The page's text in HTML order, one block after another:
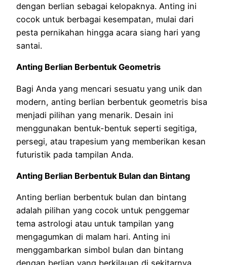
dengan berlian sebagai kelopaknya. Anting ini
cocok untuk berbagai kesempatan, mulai dari
pesta pernikahan hingga acara siang hari yang
santai.
Anting Berlian Berbentuk Geometris
Bagi Anda yang mencari sesuatu yang unik dan
modern, anting berlian berbentuk geometris bisa
menjadi pilihan yang menarik. Desain ini
menggunakan bentuk-bentuk seperti segitiga,
persegi, atau trapesium yang memberikan kesan
futuristik pada tampilan Anda.
Anting Berlian Berbentuk Bulan dan Bintang
Anting berlian berbentuk bulan dan bintang
adalah pilihan yang cocok untuk penggemar
tema astrologi atau untuk tampilan yang
mengagumkan di malam hari. Anting ini
menggambarkan simbol bulan dan bintang